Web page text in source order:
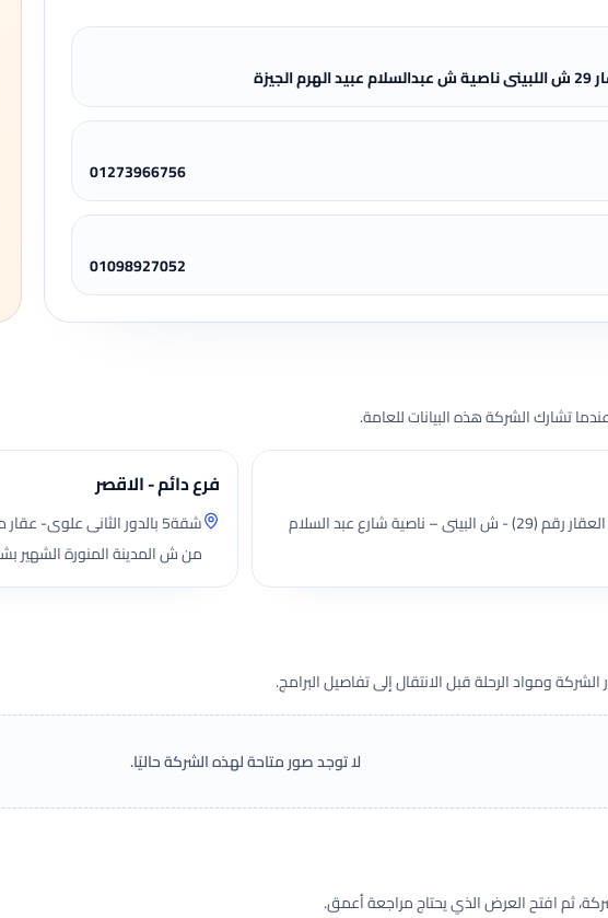
01273966756
01098927052
تشارك الشركة هذه البيانات للعامة.
شقة رقم (11) بالدور السادس – العقار رقم (29) - ش البينى – ناصية شارع عبد السلام
فرع دائم - الاقصر
شقة5 بالدور الثانى
من ش المدينة المنورة الشهير
ومواد الرحلة قبل الانتقال إلى تفاصيل البرامج.
لا توجد صور متاحة لهذه الشركة حاليًا.
ثم افتح العرض الذي يحتاج مراجعة أعمق.